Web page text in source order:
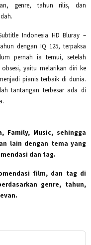
genre, tahun rilis, dan
Indonesia HD Bluray –
dengan IQ 125, terpaksa
pernah ia temui, setelah
yaitu melarikan diri ke
pianis terbaik di dunia.
tantangan terbesar ada di
Family, Music, sehingga
lain dengan tema yang
dan tag.
film, dan tag di
genre, tahun,